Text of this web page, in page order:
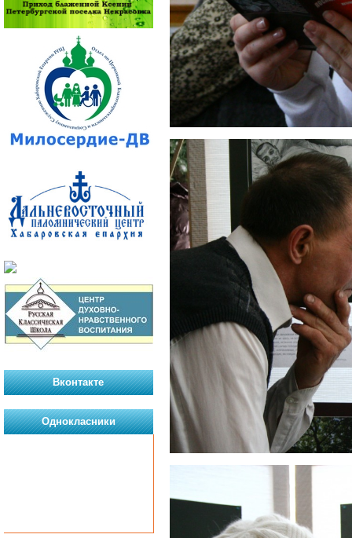
Вконтакте
Однокласники